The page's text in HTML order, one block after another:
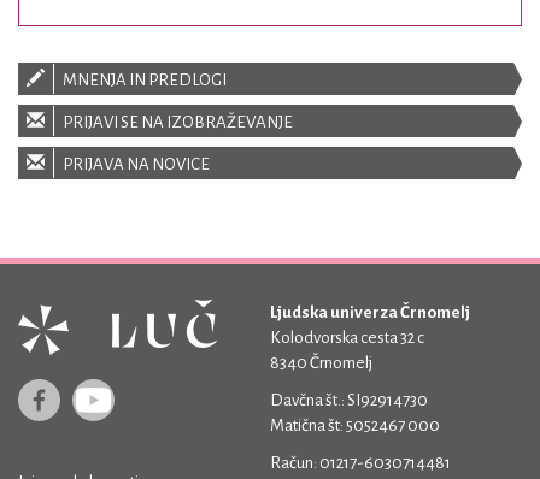
MNENJA IN PREDLOGI
PRIJAVI SE NA IZOBRAŽEVANJE
PRIJAVA NA NOVICE
Ljudska univerza Črnomelj
Kolodvorska cesta 32 c
8340 Črnomelj
Davčna št.: SI92914730
Matična št: 5052467 000
Račun: 01217-6030714481